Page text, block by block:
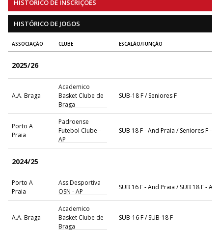
HISTÓRICO DE INSCRIÇÕES
HISTÓRICO DE JOGOS
ASSOCIAÇÃO CLUBE ESCALÃO/FUNÇÃO
2025/26
A.A. Braga
Academico
Basket Clube de
Braga
SUB-18 F / Seniores F
Porto A
Praia
Padroense
Futebol Clube -
AP
SUB 18 F - And Praia / Seniores F -
2024/25
Porto A
Praia
Ass.Desportiva
OSN - AP
SUB 16 F - And Praia / SUB 18 F -
A.A. Braga
Academico
Basket Clube de
Braga
SUB-16 F / SUB-18 F